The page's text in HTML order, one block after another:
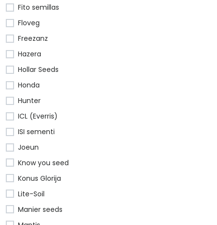
Fito semillas
Floveg
Freezanz
Hazera
Hollar Seeds
Honda
Hunter
ICL (Everris)
ISI sementi
Joeun
Know you seed
Konus Glorija
Lite-Soil
Manier seeds